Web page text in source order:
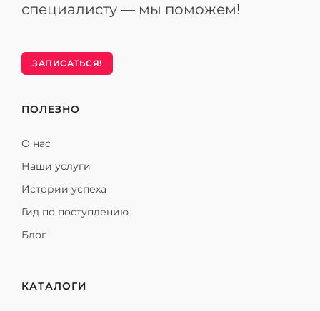
специалисту — мы поможем!
ЗАПИСАТЬСЯ!
ПОЛЕЗНО
О нас
Наши услуги
Истории успеха
Гид по поступлению
Блог
КАТАЛОГИ